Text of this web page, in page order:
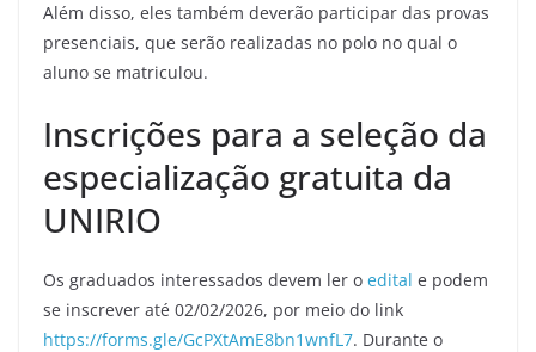
Além disso, eles também deverão participar das provas
presenciais, que serão realizadas no polo no qual o
aluno se matriculou.
Inscrições para a seleção da
especialização gratuita da
UNIRIO
Os graduados interessados devem ler o edital e podem
se inscrever até 02/02/2026, por meio do link
https://forms.gle/GcPXtAmE8bn1wnfL7. Durante o